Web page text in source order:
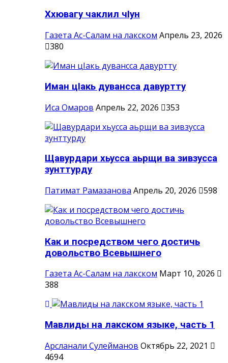
Ххювагу чаклил чIун
Газета Ас-Салам на лакском Апрель 23, 2026
380
Иман цIакь дувансса давуртту
Иса Омаров Апрель 22, 2026 353
Щавурдари хьусса аьрщи ва зивзусса
зунттурду
Патимат Рамазанова Апрель 20, 2026 598
Как и посредством чего достичь
довольство Всевышнего
Газета Ас-Салам на лакском Март 10, 2026
388
Мавлиды на лакском языке, часть 1
Арсланали Сулейманов Октябрь 22, 2021
4694